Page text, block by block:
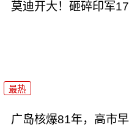
莫迪开大！砸碎印军
最热
广岛核爆81年，高市